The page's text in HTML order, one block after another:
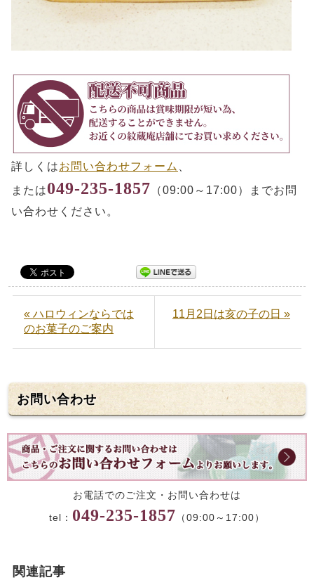
詳しくはお問い合わせフォーム
または049-235-1857 （09:00～17:00）までお問
い合わせください。
« ハロウィンならでは
のお菓子のご案内
11月2日は亥の子の日 »
お問い合わせ
お電話でのご注文・お問い合わせは
tel： 049-235-1857 （09:00～17:00）
関連記事